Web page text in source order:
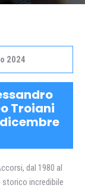
2024
Troiani
dal 1980 al
storico incredibile